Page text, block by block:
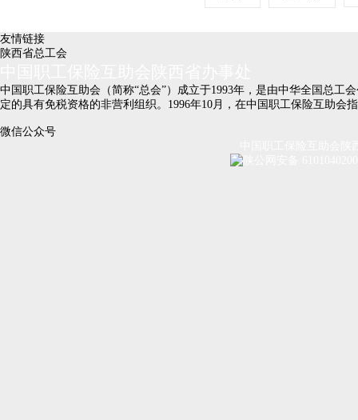
友情链接
陕西省总工会
中国职工保险互助会（简称“总会”）成立于1993年，是由中华全国总
定的具有免税资格的非营利组织。1996年10月，在中国职工保险互助
微信公众号